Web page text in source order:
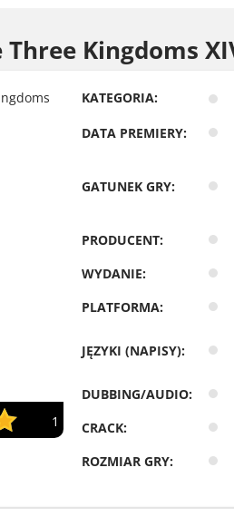
Kingdoms
1
KATEGORIA:
DATA PREMIERY:
GATUNEK GRY:
PRODUCENT:
WYDANIE:
PLATFORMA:
JĘZYKI (NAPISY):
DUBBING/AUDIO:
CRACK:
ROZMIAR GRY: